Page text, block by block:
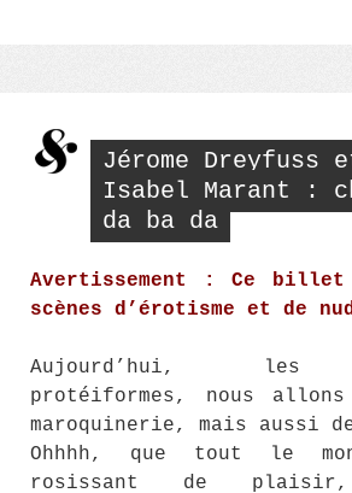
Jérome Dreyfuss
Isabel Marant :
da ba da
Avertissement : Ce billet
scènes d’érotisme et de
Aujourd’hui, les
protéiformes, nous
maroquinerie, mais aussi
Ohhhh, que tout le
rosissant de